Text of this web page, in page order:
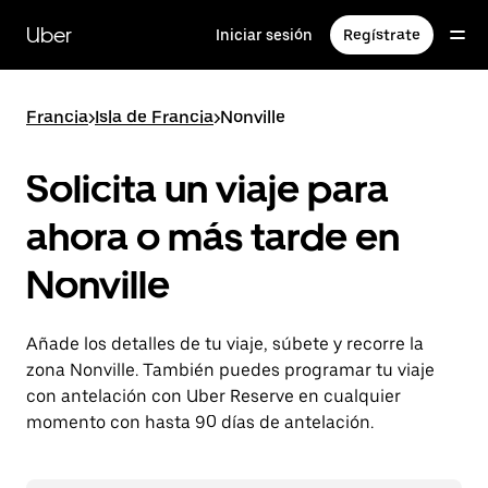
contenido
principal
Uber Iniciar sesión Regístrate
Francia>Isla de Francia>Nonville
Solicita un viaje para
ahora o más tarde en
Nonville
Añade los detalles de tu viaje, súbete y recorre la
zona Nonville. También puedes programar tu viaje
con antelación con Uber Reserve en cualquier
momento con hasta 90 días de antelación.